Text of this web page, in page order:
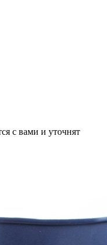
с вами и уточнят